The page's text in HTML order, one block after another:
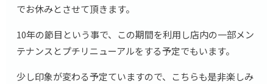
でお休みとさせて頂きます。
10年の節目という事で、この期間を利用し店内の一部メン
テナンスとプチリニューアルをする予定でもいます。
少し印象が変わる予定ていますので、こちらも是非楽しみ